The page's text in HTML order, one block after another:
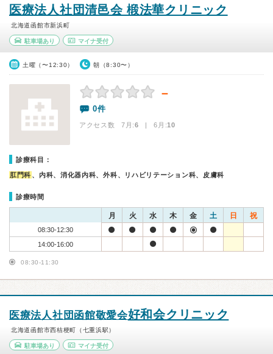
医療法人社団清邑会 椴法華クリニック
北海道函館市新浜町
駐車場あり マイナ受付
土曜（〜12:30） 朝（8:30〜）
－
0件
アクセス数 7月:6 | 6月:10
診療科目：
肛門科 、内科、消化器内科、外科、リハビリテーション科、皮膚科
診療時間
月 火 水 木 金 土 日 祝
08:30-12:30
14:00-16:00
08:30-11:30
医療法人社団函館敬愛会好和会クリニック
北海道函館市西桔梗町（七重浜駅）
駐車場あり マイナ受付